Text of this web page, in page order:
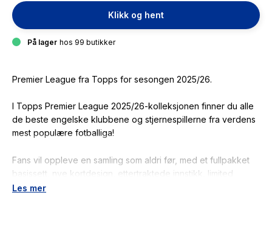
Klikk og hent
På lager hos 99 butikker
Premier League fra Topps for sesongen 2025/26.
I Topps Premier League 2025/26-kolleksjonen finner du alle
de beste engelske klubbene og stjernespillerne fra verdens
mest populære fotballiga!
Fans vil oppleve en samling som aldri før, med et fullpakket
basissett, nye kortdesign, ettertraktede innstikk, limited
edition-kort og de populære Chrome-kortene. Samlere vil
Les mer